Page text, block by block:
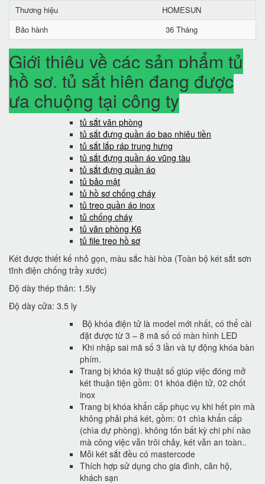
Thương hiệu
HOMESUN
Bảo hành
36 Tháng
Giới thiệu về các sản phẩm tủ
hồ sơ, tủ sắt hiện đang được
ưa chuộng tại công ty
tủ sắt văn phòng
tủ sắt đựng quần áo bao nhiêu tiền
tủ sắt lắp ráp trung hưng
tủ sắt đựng quần áo vũng tàu
tủ sắt đựng quần áo
tủ bảo mật
tủ hồ sơ chống cháy
tủ treo quần áo inox
tủ chống cháy
tủ văn phòng K6
tủ file treo hồ sơ
Két được thiết kế nhỏ gọn, màu sắc hài hòa (Toàn bộ két sắt sơn
tĩnh điện chống trầy xước)
Độ dày thép thân: 1.5ly
Độ dày cửa: 3.5 ly
Bộ khóa điện tử là model mới nhất, có thể cài
đặt được từ 3 – 8 mã số có màn hình LED
Khi nhập sai mã số 3 lần và tự động khóa bàn
phím.
Trang bị khóa kỹ thuật số giúp việc đóng mở
két thuận tiện gồm: 01 khóa điện tử, 02 chốt
inox
Trang bị khóa khẩn cấp phục vụ khi hết pin mà
không phải phá két, gồm: 01 chìa khẩn cấp
(chìa dự phòng). không tốn bất kỳ chi phí nào
mà công việc vẫn trôi chảy, két vẫn an toàn..
Mỗi két sắt đều có mastercode
Thích hợp sử dụng cho gia đình, căn hộ,
khách sạn